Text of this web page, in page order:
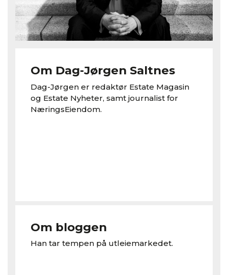
Om Dag-Jørgen Saltnes
Dag-Jørgen er redaktør Estate Magasin
og Estate Nyheter, samt journalist for
NæringsEiendom.
Om bloggen
Han tar tempen på utleiemarkedet.